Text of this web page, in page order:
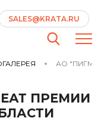
SALES@KRATA.RU
АО
ПРЕМИИ